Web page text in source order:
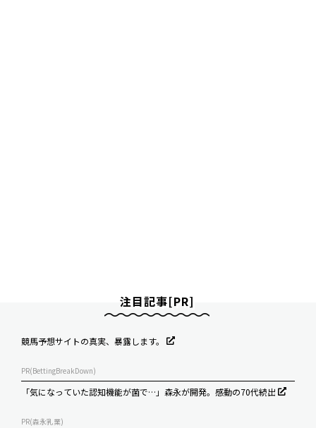
注目記事[PR]
競馬予想サイトの真実、暴露します。
PR(BettingBreakDown)
「気になっていた認知機能が菌で…」森永が開発。感動の70代続出
PR(森永乳業)